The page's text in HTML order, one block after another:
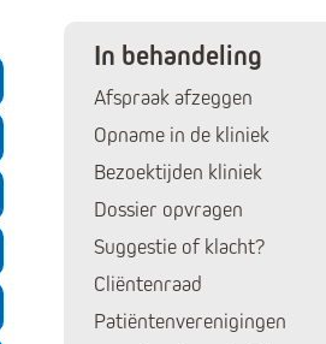
In behandeling
Afspraak afzeggen
Opname in de kliniek
Bezoektijden kliniek
Dossier opvragen
Suggestie of klacht?
Cliëntenraad
Patiëntenverenigingen